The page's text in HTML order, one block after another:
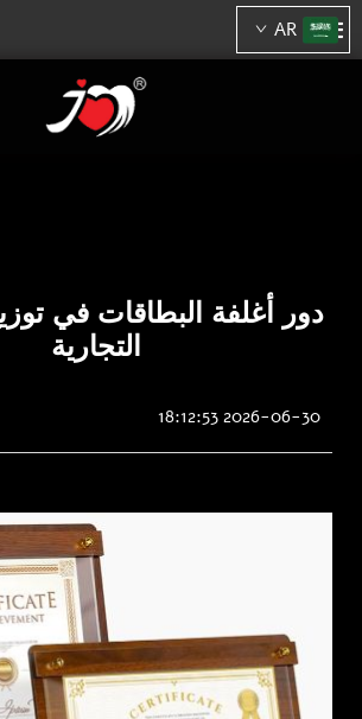
AR
دور أغلفة البطاقات في
التجارية
2026-06-30 18:12:53